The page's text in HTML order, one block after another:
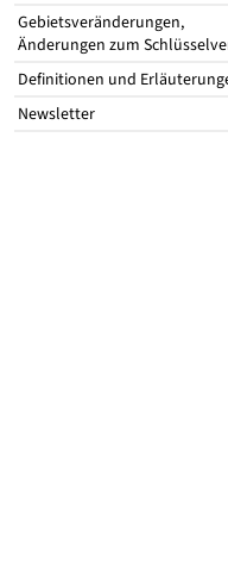
Gebietsveränderungen,
Änderungen zum
Definitionen und
Newsletter